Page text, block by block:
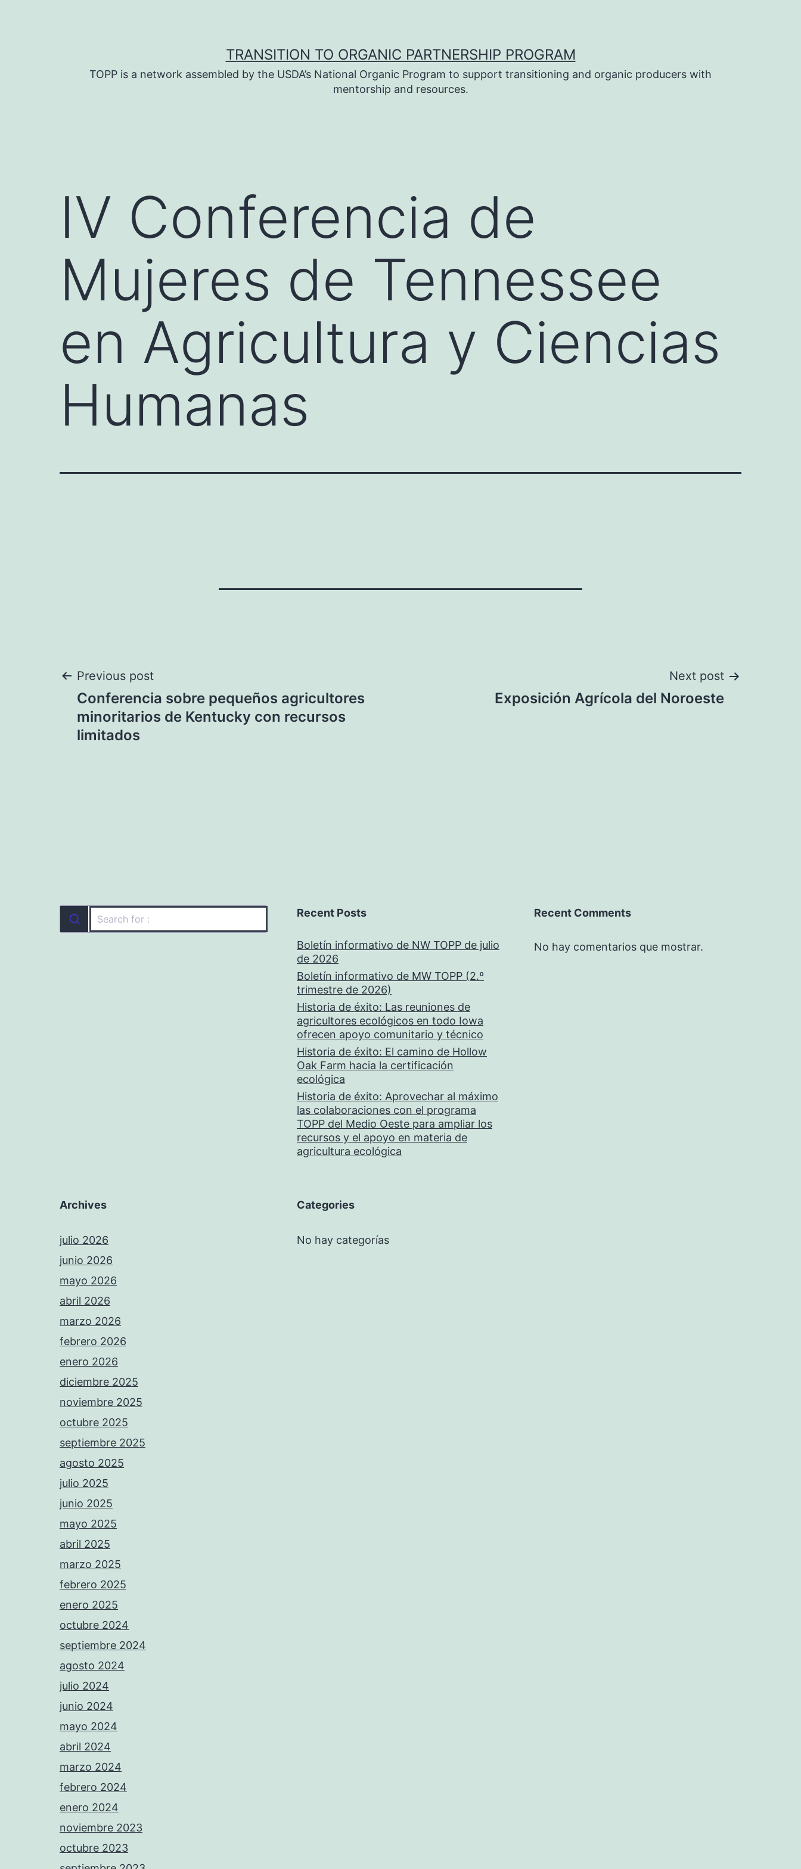
TRANSITION TO ORGANIC PARTNERSHIP PROGRAM
TOPP is a network assembled by the USDA’s National Organic Program to support transitioning and organic producers with
mentorship and resources.
IV Conferencia de
Mujeres de Tennessee
en Agricultura y Ciencias
Humanas
Navegación
de
Previous post
Conferencia sobre pequeños agricultores
minoritarios de Kentucky con recursos
limitados
Next post
Exposición Agrícola del Noroeste
Recent Posts
Boletín informativo de NW TOPP de julio
de 2026
Boletín informativo de MW TOPP (2.º
trimestre de 2026)
Historia de éxito: Las reuniones de
agricultores ecológicos en todo Iowa
ofrecen apoyo comunitario y técnico
Historia de éxito: El camino de Hollow
Oak Farm hacia la certificación
ecológica
Historia de éxito: Aprovechar al máximo
las colaboraciones con el programa
TOPP del Medio Oeste para ampliar los
recursos y el apoyo en materia de
agricultura ecológica
Recent Comments
No hay comentarios que mostrar.
Archives
julio 2026
junio 2026
mayo 2026
abril 2026
marzo 2026
febrero 2026
enero 2026
diciembre 2025
noviembre 2025
octubre 2025
septiembre 2025
agosto 2025
julio 2025
junio 2025
mayo 2025
abril 2025
marzo 2025
febrero 2025
enero 2025
octubre 2024
septiembre 2024
agosto 2024
julio 2024
junio 2024
mayo 2024
abril 2024
marzo 2024
febrero 2024
enero 2024
noviembre 2023
octubre 2023
Categories
No hay categorías